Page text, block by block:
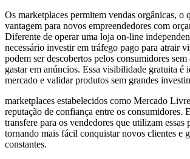
Os marketplaces permitem vendas orgânicas, o
vantagem para novos empreendedores com
Diferente de operar uma loja on-line
necessário investir em tráfego pago para atrair
podem ser descobertos pelos consumidores sem
gastar em anúncios. Essa visibilidade gratuita é
mercado e validar produtos sem grandes
marketplaces estabelecidos como Mercado
reputação de confiança entre os consumidores.
transfere para os vendedores que utilizam essas
tornando mais fácil conquistar novos clientes e
constantes.